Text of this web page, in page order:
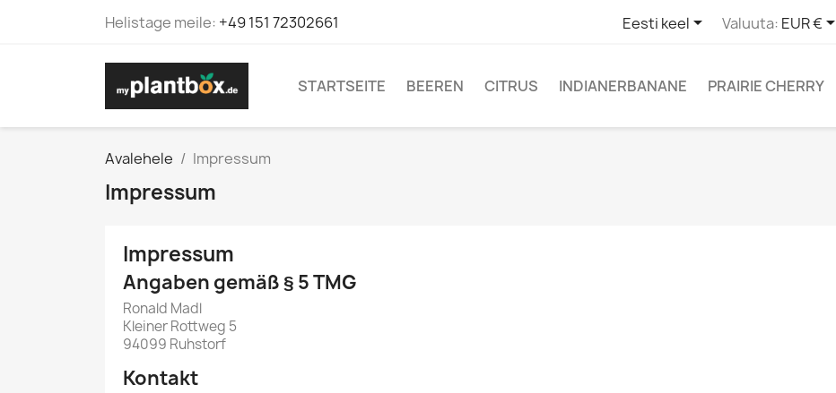
Helistage meile: +49 151 72302661 Eesti keel Valuuta: EUR €
STARTSEITE BEEREN CITRUS INDIANERBANANE PRAIRIE CHERRY
Avalehele Impressum
Impressum
Impressum
Angaben gemäß § 5 TMG
Ronald Madl
Kleiner Rottweg 5
94099 Ruhstorf
Kontakt